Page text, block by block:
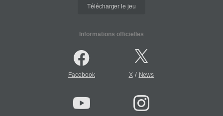
Télécharger le jeu
Informations officielles
Facebook X/ News